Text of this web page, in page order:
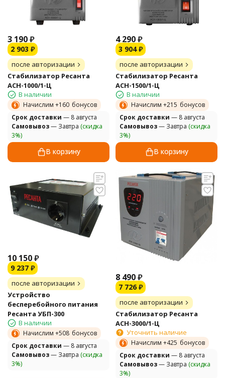
3 190₽
2 903 ₽
после авторизации
Стабилизатор Ресанта
АСН-1000/1-Ц
В наличии
Начислим +160 бонусов
Cрок доставки — 8 августа
Самовывоз— Завтра (скидка
3%)
В корзину
4 290₽
3 904 ₽
после авторизации
Стабилизатор Ресанта
АСН-1500/1-Ц
В наличии
Начислим +215 бонусов
Cрок доставки — 8 августа
Самовывоз— Завтра (скидка
3%)
В корзину
10 150₽
9 237 ₽
после авторизации
Устройство
бесперебойного питания
Ресанта УБП-300
В наличии
Начислим +508 бонусов
Cрок доставки — 8 августа
Самовывоз— Завтра (скидка
3%)
8 490₽
7 726 ₽
после авторизации
Стабилизатор Ресанта
АСН-3000/1-Ц
Уточнить наличие
Начислим +425 бонусов
Cрок доставки — 8 августа
Самовывоз— Завтра (скидка
3%)